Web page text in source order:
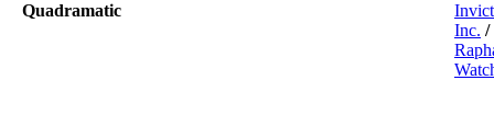
Quadramatic
Inc. /